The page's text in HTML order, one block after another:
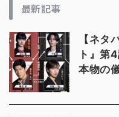
最新記事
【ネタ
ト』第
本物の